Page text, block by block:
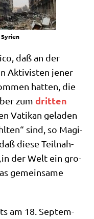
daß an der
Akti­vi­sten jener
hat­ten, die
zum drit­ten
Vati­kan gela­den
sind, so Magi­
die­se Teil­nah­
der Welt ein gro­
gemein­sa­me
am 18. Sep­tem­